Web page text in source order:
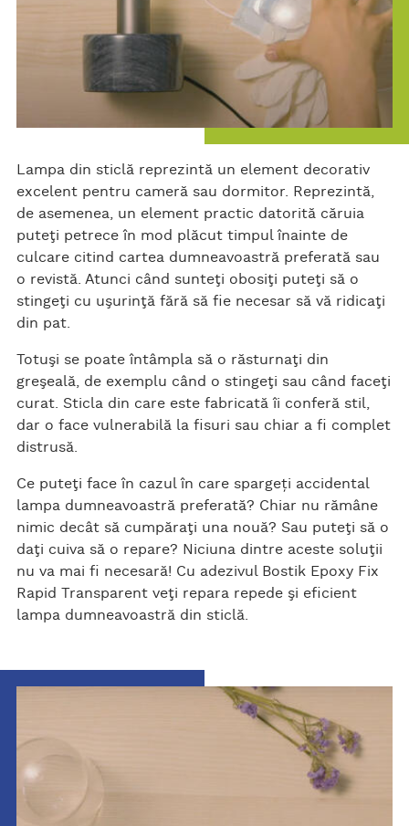
Lampa din sticlă reprezintă un element decorativ
excelent pentru cameră sau dormitor. Reprezintă,
de asemenea, un element practic datorită căruia
puteţi petrece în mod plăcut timpul înainte de
culcare citind cartea dumneavoastră preferată sau
o revistă. Atunci când sunteţi obosiţi puteţi să o
stingeţi cu uşurinţă fără să fie necesar să vă ridicaţi
din pat.
Totuşi se poate întâmpla să o răsturnaţi din
greşeală, de exemplu când o stingeţi sau când faceţi
curat. Sticla din care este fabricată îi conferă stil,
dar o face vulnerabilă la fisuri sau chiar a fi complet
distrusă.
Ce puteţi face în cazul în care spargeți accidental
lampa dumneavoastră preferată? Chiar nu rămâne
nimic decât să cumpăraţi una nouă? Sau puteţi să o
daţi cuiva să o repare? Niciuna dintre aceste soluţii
nu va mai fi necesară! Cu adezivul Bostik Epoxy Fix
Rapid Transparent veţi repara repede şi eficient
lampa dumneavoastră din sticlă.